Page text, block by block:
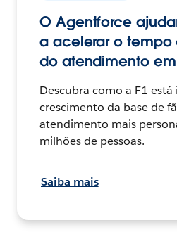
O Agentforce
a acelerar o tempo
do atendimento em
Descubra como a F1
crescimento da base de
atendimento mais
milhões de pessoas.
Saiba mais